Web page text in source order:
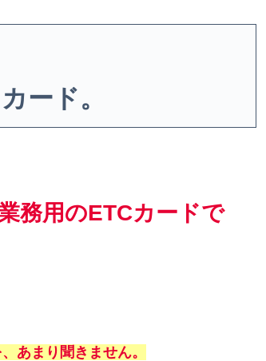
ード。
務用のETCカードで
あまり聞きません。